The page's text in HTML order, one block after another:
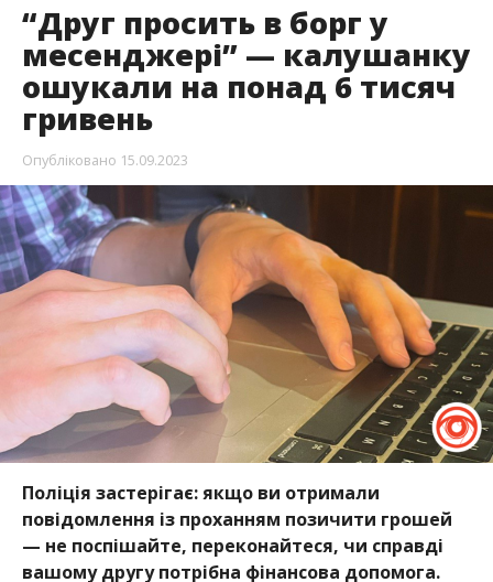
“Друг просить в борг у
месенджері” — калушанку
ошукали на понад 6 тисяч
гривень
Опубліковано 15.09.2023
Поліція застерігає: якщо ви отримали
повідомлення із проханням позичити грошей
— не поспішайте, переконайтеся, чи справді
вашому другу потрібна фінансова допомога.